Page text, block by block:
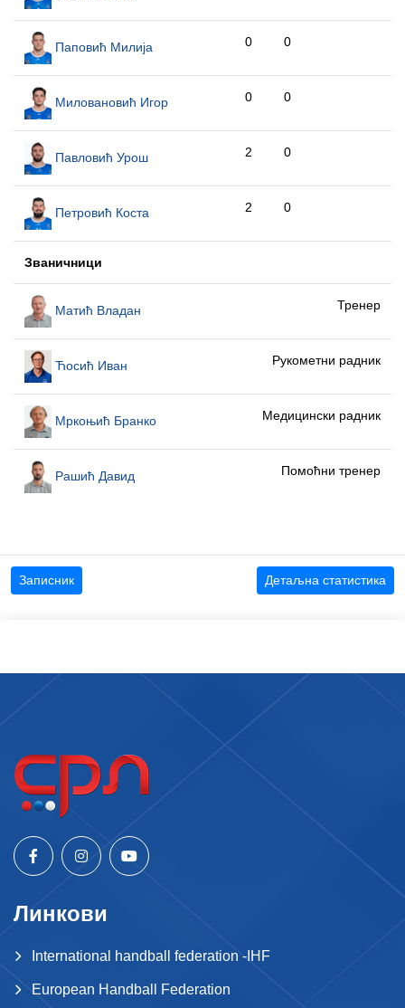
Паповић Милија 0 0
Миловановић Игор 0 0
Павловић Урош 2 0
Петровић Коста 2 0
Званичници
Матић Владан Тренер
Ћосић Иван Рукометни радник
Мркоњић Бранко Медицински радник
Рашић Давид Помоћни тренер
Записник Детаљна статистика
Линкови
International handball federation -IHF
European Handball Federation